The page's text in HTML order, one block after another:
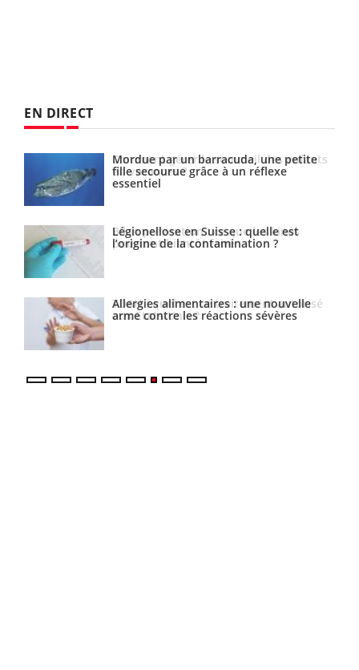
EN DIRECT
Mordue par un barracuda, une petite
fille secourue grâce à un réflexe
essentiel
Légionellose en Suisse : quelle est
l’origine de la contamination ?
Allergies alimentaires : une nouvelle
arme contre les réactions sévères
Comment gérer le sommeil des enfants
en vacances ?
Bilan prévention : ce que les kinés
pourront bientôt faire
TDAH : quel est ce traitement autorisé
aux États-Unis ?